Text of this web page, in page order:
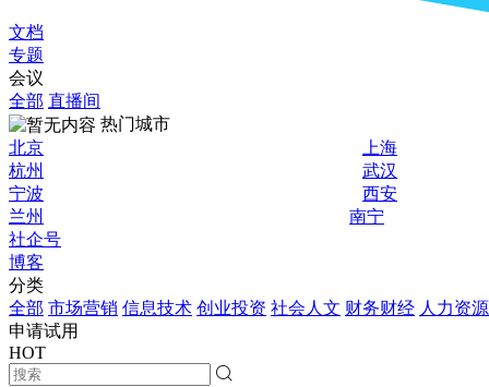
文档
专题
会议
全部 直播间
热门城市
北京
上海
杭州
武汉
宁波
西安
兰州
南宁
社企号
博客
分类
全部 市场营销 信息技术 创业投资 社会人文 财务财经 人力资源
申请试用
HOT